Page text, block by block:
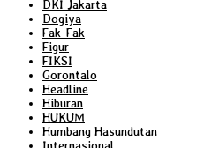
DKI Jakarta
Dogiya
Fak-Fak
Figur
FIKSI
Gorontalo
Headline
Hiburan
HUKUM
Humbang Hasundutan
Internasional